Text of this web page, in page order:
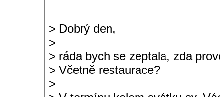
> Dobrý den,
>
> ráda bych se zeptala, zda
> Včetně restaurace?
>